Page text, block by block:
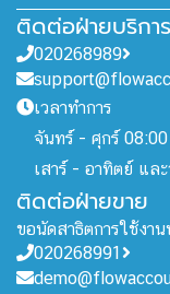
ติดต่อฝ่ายบริกา
020268989
เวลาทำการ
จันทร์ - ศุกร์
เสาร์ - อาทิตย์ แ
ติดต่อฝ่ายขาย
ขอนัดสาธิตการใช้งา
020268991